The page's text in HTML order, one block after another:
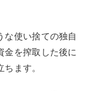
な使い捨ての独自
金を搾取した後に
ます。